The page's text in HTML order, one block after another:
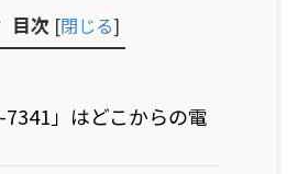
目次 [閉じる]
7341」はどこからの電